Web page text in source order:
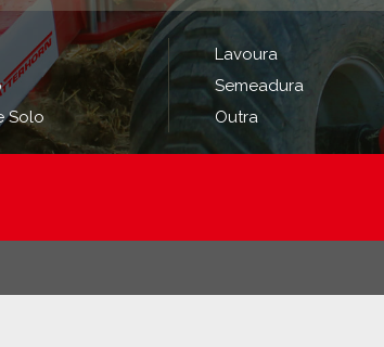
Lavoura
Semeadura
Solo Outra